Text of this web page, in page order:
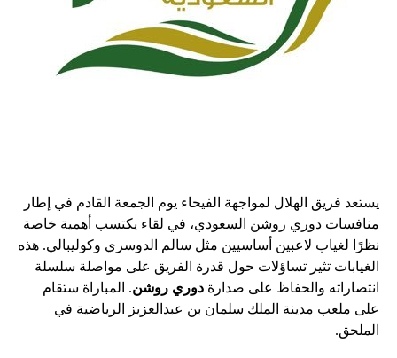
يستعد فريق الهلال لمواجهة الفيحاء يوم الجمعة القادم في إطار
منافسات دوري روشن السعودي، في لقاء يكتسب أهمية خاصة
نظرًا لغياب لاعبين أساسيين مثل سالم الدوسري وكوليبالي. هذه
الغيابات تثير تساؤلات حول قدرة الفريق على مواصلة سلسلة
انتصاراته والحفاظ على صدارة دوري روشن. المباراة ستقام
على ملعب مدينة الملك سلمان بن عبدالعزيز الرياضية في
الملحق.